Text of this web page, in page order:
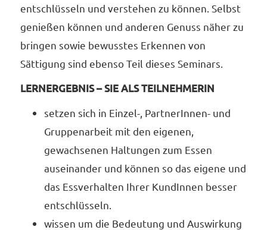
entschlüsseln und verstehen zu können. Selbst
genießen können und anderen Genuss näher zu
bringen sowie bewusstes Erkennen von
Sättigung sind ebenso Teil dieses Seminars.
LERNERGEBNIS – SIE ALS TEILNEHMERIN
setzen sich in Einzel-, PartnerInnen- und
Gruppenarbeit mit den eigenen,
gewachsenen Haltungen zum Essen
auseinander und können so das eigene und
das Essverhalten Ihrer KundInnen besser
entschlüsseln.
wissen um die Bedeutung und Auswirkung